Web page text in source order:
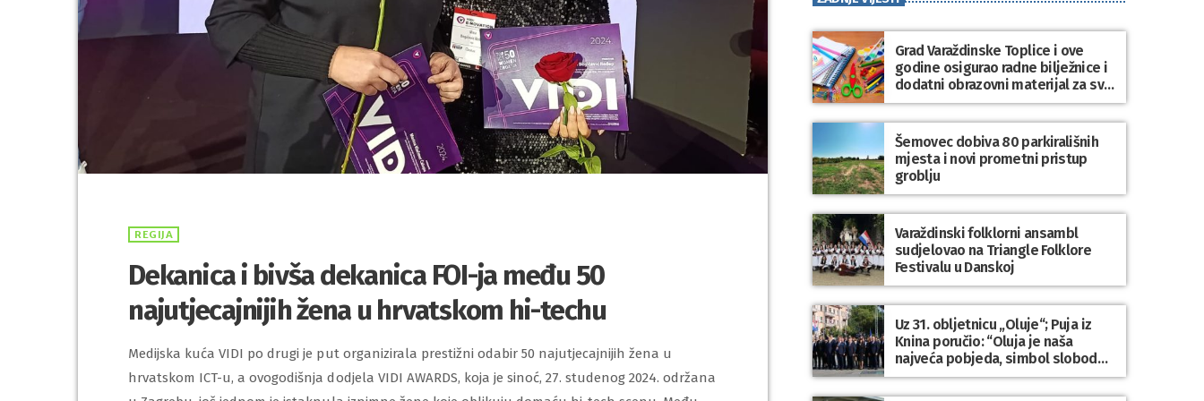
REGIJA
Dekanica i bivša dekanica FOI-ja među 50
najutjecajnijih žena u hrvatskom hi-techu
Medijska kuća VIDI po drugi je put organizirala prestižni odabir 50 najutjecajnijih žena u
hrvatskom ICT-u, a ovogodišnja dodjela VIDI AWARDS, koja je sinoć, 27. studenog 2024. održana
Grad Varaždinske Toplice i ove
godine osigurao radne bilježnice i
dodatni obrazovni materijal za sve
osnovnoškolce
Šemovec dobiva 80 parkirališnih
mjesta i novi prometni pristup
groblju
Varaždinski folklorni ansambl
sudjelovao na Triangle Folklore
Festivalu u Danskoj
Uz 31. obljetnicu „Oluje“; Puja iz
Knina poručio: “Oluja je naša
najveća pobjeda, simbol slobode i
zajedništva!”